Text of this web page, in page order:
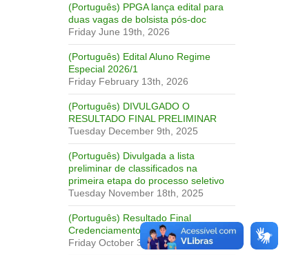
(Português) PPGA lança edital para
duas vagas de bolsista pós-doc
Friday June 19th, 2026
(Português) Edital Aluno Regime
Especial 2026/1
Friday February 13th, 2026
(Português) DIVULGADO O
RESULTADO FINAL PRELIMINAR
Tuesday December 9th, 2025
(Português) Divulgada a lista
preliminar de classificados na
primeira etapa do processo seletivo
Tuesday November 18th, 2025
(Português) Resultado Final
Credenciamento Docente
Friday October 31st, 2025